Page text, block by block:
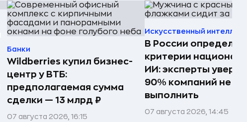
Банки
Wildberries купил бизнес-
центр у ВТБ:
предполагаемая сумма
сделки — 13 млрд ₽
07 августа 2026, 16:15
Искусственный
В России
критерии
ИИ: эксперты
90% компаний не
выполнить
07 августа 2026, 14:45